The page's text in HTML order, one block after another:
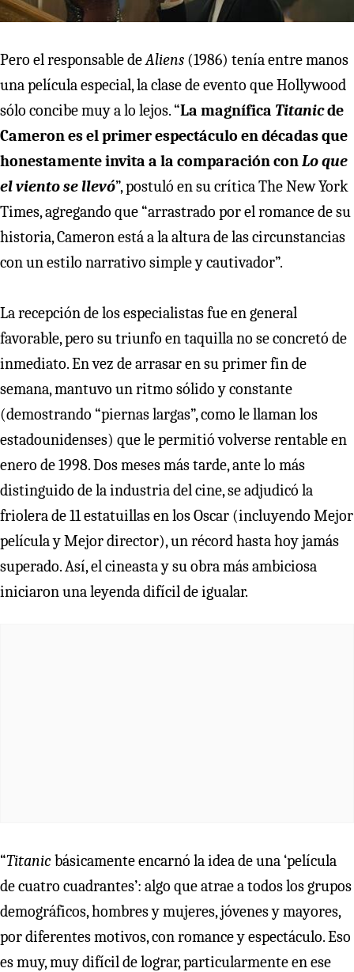
Pero el responsable deAliens (1986) tenía entre manos
una película especial, la clase de evento que Hollywood
sólo concibe muy a lo lejos. “La magnífica Titanicde
Cameron es el primer espectáculo en décadas que
honestamente invita a la comparación conLo que
el viento se llevó”, postuló en su crítica The New York
Times, agregando que “arrastrado por el romance de su
historia, Cameron está a la altura de las circunstancias
con un estilo narrativo simple y cautivador”.
La recepción de los especialistas fue en general
favorable, pero su triunfo en taquilla no se concretó de
inmediato. En vez de arrasar en su primer fin de
semana, mantuvo un ritmo sólido y constante
(demostrando “piernas largas”, como le llaman los
estadounidenses) que le permitió volverse rentable en
enero de 1998. Dos meses más tarde, ante lo más
distinguido de la industria del cine, se adjudicó la
friolera de 11 estatuillas en los Oscar (incluyendo Mejor
película y Mejor director), un récord hasta hoy jamás
superado. Así, el cineasta y su obra más ambiciosa
iniciaron una leyenda difícil de igualar.
“Titanicbásicamente encarnó la idea de una ‘película
de cuatro cuadrantes’: algo que atrae a todos los grupos
demográficos, hombres y mujeres, jóvenes y mayores,
por diferentes motivos, con romance y espectáculo. Eso
es muy, muy difícil de lograr, particularmente en ese